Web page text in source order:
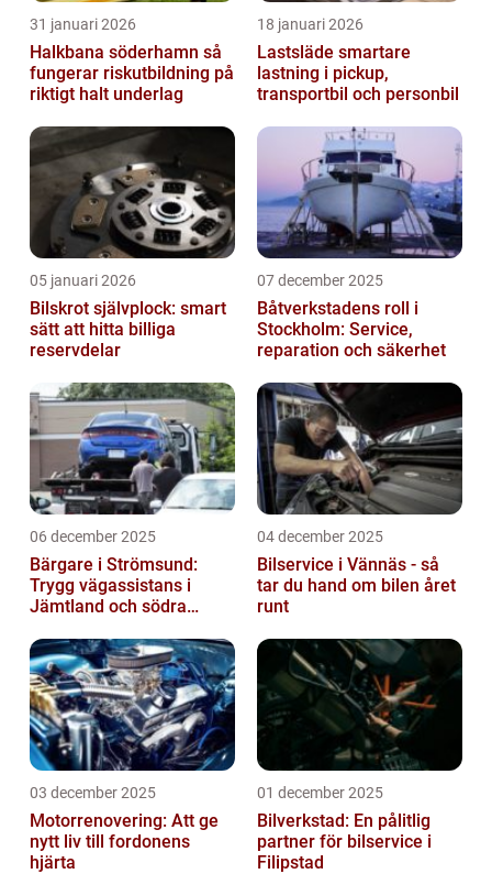
31 januari 2026
Halkbana söderhamn så
fungerar riskutbildning på
riktigt halt underlag
18 januari 2026
Lastsläde smartare
lastning i pickup,
transportbil och personbil
05 januari 2026
Bilskrot självplock: smart
sätt att hitta billiga
reservdelar
07 december 2025
Båtverkstadens roll i
Stockholm: Service,
reparation och säkerhet
06 december 2025
Bärgare i Strömsund:
Trygg vägassistans i
Jämtland och södra
04 december 2025
Bilservice i Vännäs - så
tar du hand om bilen året
runt
03 december 2025
Motorrenovering: Att ge
nytt liv till fordonens
hjärta
01 december 2025
Bilverkstad: En pålitlig
partner för bilservice i
Filipstad